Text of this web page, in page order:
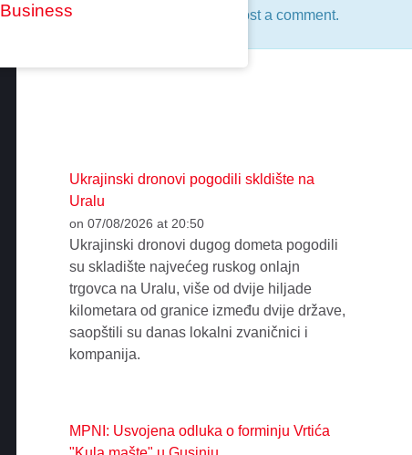
BusinessYou must be to post a comment.
Ukrajinski dronovi pogodili skldište na
Uralu
on 07/08/2026 at 20:50
Ukrajinski dronovi dugog dometa pogodili
su skladište najvećeg ruskog onlajn
trgovca na Uralu, više od dvije hiljade
kilometara od granice između dvije države,
saopštili su danas lokalni zvaničnici i
kompanija.
MPNI: Usvojena odluka o forminju Vrtića